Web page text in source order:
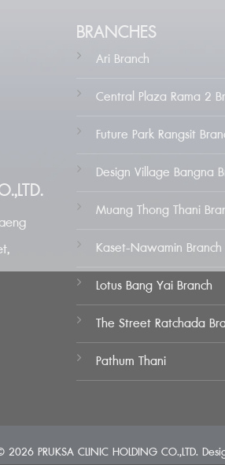
BRANCHES
Ari Branch
Central Plaza Rama 2
Future Park Rangsit
Design Village Bangna
Muang Thong Thani
Kaset-Nawamin Branch
Lotus Bang Yai Branch
The Street Ratchada
Pathum Thani
2026 PRUKSA CLINIC HOLDING CO.,LTD.